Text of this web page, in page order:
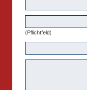
(Pflichtfeld)